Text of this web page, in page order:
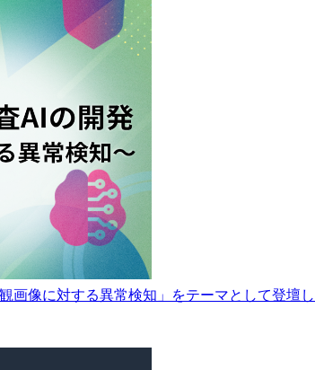
像に対する異常検知」をテーマとして登壇